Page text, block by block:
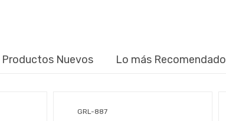
IPC-PS70FN-10M0
Productos Nuevos Lo más Recomendado
GRL-887